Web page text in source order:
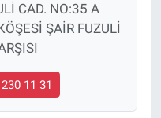
CAD. NO:35 A
ŞAİR FUZULİ
11 31